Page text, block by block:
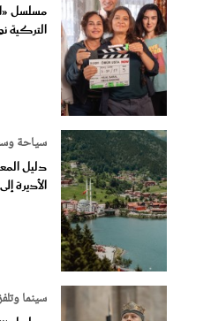
مسلسل
التركية
سياحة
دليل
الأديرة
سينما